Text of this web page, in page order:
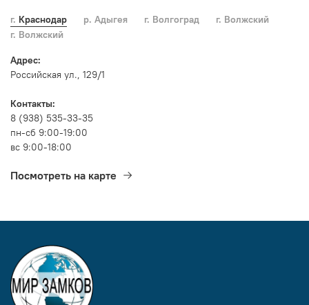
г. Краснодар р. Адыгея г. Волгоград
г. Волжский
г. Волжский
Адрес:
Российская ул., 129/1
Контакты:
8 (938) 535-33-35
пн-сб 9:00-19:00
вс 9:00-18:00
Посмотреть на карте